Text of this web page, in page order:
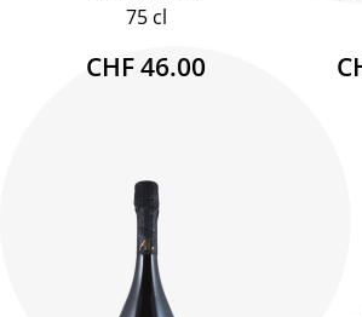
75 cl
CHF 46.00